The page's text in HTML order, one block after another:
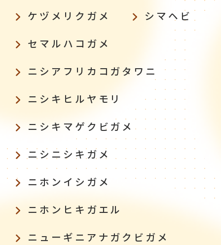
ケヅメリクガメ
シマヘビ
セマルハコガメ
ニシアフリカコガタワニ
ニシキヒルヤモリ
ニシキマゲクビガメ
ニシニシキガメ
ニホンイシガメ
ニホンヒキガエル
ニューギニアナガクビガメ